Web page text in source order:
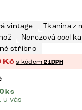
vintage
Tkanina z
Nerezová ocel
stříbro
Kč s kódem21DPH
ks
u vás